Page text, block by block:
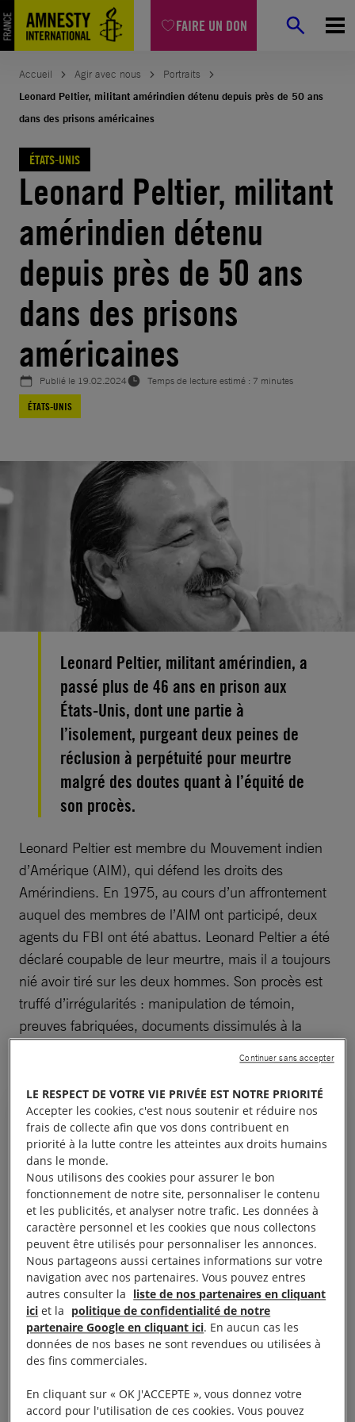
FAIRE UN DON
Aller
au
contenu
Accueil Agir avec nous
Portraits
Leonard Peltier, militant amérindien détenu depuis près de 50 ans
dans des prisons américaines
ÉTATS-UNIS
Leonard Peltier, militant
amérindien détenu
depuis près de 50 ans
dans des prisons
américaines
Publié le 19.02.2024
Temps de lecture estimé : 7 minutes
ÉTATS-UNIS
Leonard Peltier, militant amérindien, a
passé plus de 46 ans en prison aux
États-Unis, dont une partie à
l’isolement, purgeant deux peines de
réclusion à perpétuité pour meurtre
malgré des doutes quant à l’équité de
son procès.
Leonard Peltier est membre du Mouvement indien
d’Amérique (AIM), qui défend les droits des
Amérindiens. En 1975, au cours d’un affrontement
auquel des membres de l’AIM ont participé, deux
agents du FBI ont été abattus. Leonard Peltier a été
déclaré coupable de leur meurtre, mais il a toujours
nié avoir tiré sur les deux hommes. Son procès est
truffé d’irrégularités : manipulation de témoin,
preuves fabriquées, documents dissimulés à la
« J'ai envie de tourner mon
visage vers le ciel. Dans cette
cage, ce simple plaisir m'est
refusé. Je suis en prison, mais
dans mon esprit, je reste tel que
je suis né : un esprit autochtone
libre. C'est ce qui me permet de
rire et de continuer à rire. Ces
murs ne peuvent pas contenir
mon rire – ni mon espoir. Je sais
qu'il y a des gens qui sont à mes
côtés, qui travaillent jour et nuit
LE RESPECT DE VOTRE VIE PRIVÉE EST NOTRE PRIORITÉ
Accepter les cookies, c'est nous soutenir et réduire nos
frais de collecte afin que vos dons contribuent en
priorité à la lutte contre les atteintes aux droits humains
dans le monde.
Nous utilisons des cookies pour assurer le bon
fonctionnement de notre site, personnaliser le contenu
et les publicités, et analyser notre trafic. Les données à
caractère personnel et les cookies que nous collectons
peuvent être utilisés pour personnaliser les annonces.
Nous partageons aussi certaines informations sur votre
navigation avec nos partenaires. Vous pouvez entres
autres consulter la liste de nos partenaires en cliquant
ici et la politique de confidentialité de notre
partenaire Google en cliquant ici. En aucun cas les
données de nos bases ne sont revendues ou utilisées à
des fins commerciales.
En cliquant sur « OK J'ACCEPTE », vous donnez votre
accord pour l'utilisation de ces cookies. Vous pouvez
Continuer sans accepter